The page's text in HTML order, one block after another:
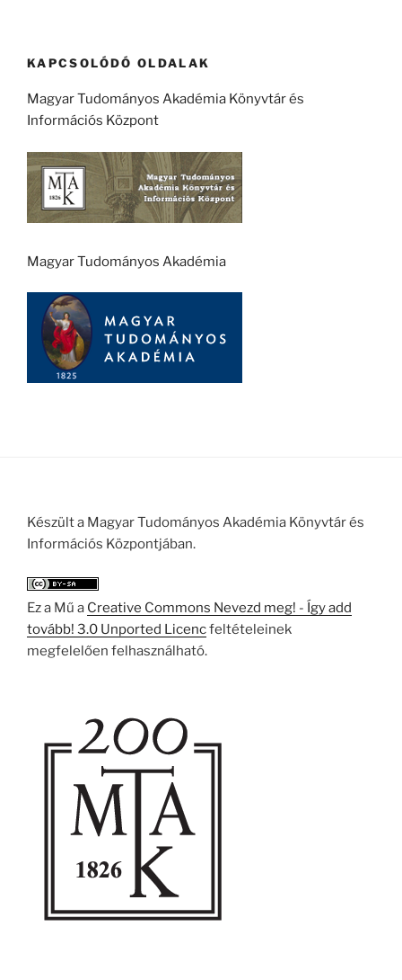
KAPCSOLÓDÓ OLDALAK
Magyar Tudományos Akadémia Könyvtár és
Információs Központ
Magyar Tudományos Akadémia
Készült a Magyar Tudományos Akadémia Könyvtár és
Információs Központjában.
Ez a Mű a Creative Commons Nevezd meg! - Így add
tovább! 3.0 Unported Licencfeltételeinek
megfelelően felhasználható.